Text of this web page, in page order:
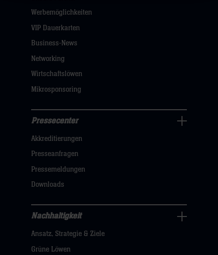
öffnen,
dann
klicken
Werbemöglichkeiten
VIP Dauerkarten
Business-News
Networking
Wirtschaftslöwen
Mikrosponsoring
Navigation
öffnen,
dann
klicken
hier
Pressecenter
Akkreditierungen
Presseanfragen
Pressemeldungen
Downloads
Nachhaltigkeit
Navigation
öffnen,
Nachhaltigkeit
Ansatz, Strategie & Ziele
Grüne Löwen